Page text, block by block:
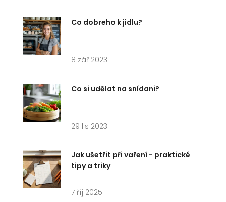
Co dobreho k jidlu?
8 zář 2023
Co si udělat na snídani?
29 lis 2023
Jak ušetřit při vaření - praktické
tipy a triky
7 říj 2025